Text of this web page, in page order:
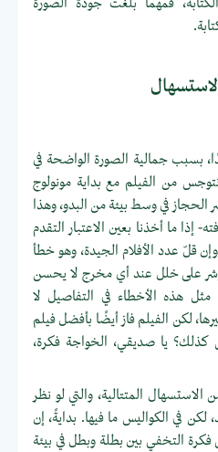
فمهما بلغت جودة الصورة
بسبب جمالية الصورة الواضحة في
نتوجس من الفيلم مع بداية مونولوج
الحجاز في وسط بيئة من البدو، وهذا
إذا ما أخذنا بعين الاعتبار التقدم
قلّ عدد الأفلام الجيدة، وهو خطأ
على خلل عند أي مخرج لا يحسن
مثل هذه الأخطاء في التفاصيل لا
لكن الفيلم فاز أيضًا بأفضل فيلم
كذلك؟ يا صديقي، الخواجة فكرة،
المتتالية، والتي لو نظر
لكن في الكواليس ما فيها. بدايةً، إن
التخفي بين بطلة وبطل في بيئة